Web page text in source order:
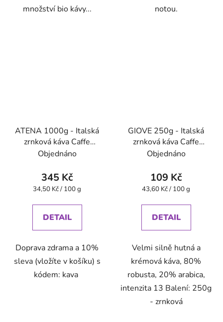
množství bio kávy...
notou.
ATENA 1000g - Italská
zrnková káva Caffe
Pompeii
Objednáno
345 Kč
Měrná
34,50 Kč / 100 g
DETAIL
Doprava zdrama a 10%
sleva (vložíte v košíku) s
kódem: kava
GIOVE 250g - Italská
zrnková káva Caffe
Pompeii
Objednáno
109 Kč
Měrná
43,60 Kč / 100 g
DETAIL
Velmi silně hutná a
krémová káva, 80%
robusta, 20% arabica,
intenzita 13 Balení: 250g
- zrnková